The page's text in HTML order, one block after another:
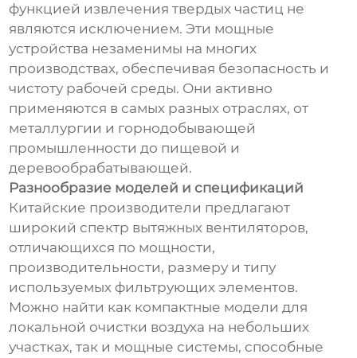
функцией извлечения твердых частиц не
являются исключением. Эти мощные
устройства незаменимы на многих
производствах, обеспечивая безопасность и
чистоту рабочей среды. Они активно
применяются в самых разных отраслях, от
металлургии и горнодобывающей
промышленности до пищевой и
деревообрабатывающей.
Разнообразие моделей и спецификаций
Китайские производители предлагают
широкий спектр вытяжных вентиляторов,
отличающихся по мощности,
производительности, размеру и типу
используемых фильтрующих элементов.
Можно найти как компактные модели для
локальной очистки воздуха на небольших
участках, так и мощные системы, способные